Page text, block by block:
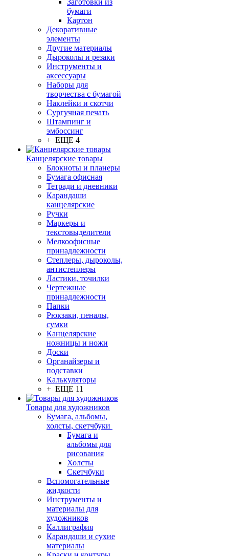
Заготовки из
бумаги
Картон
Декоративные
элементы
Другие материалы
Дыроколы и резаки
Инструменты и
аксессуары
Наборы для
творчества с бумагой
Наклейки и скотчи
Сургучная печать
Штампинг и
эмбоссинг
+ ЕЩЕ 4
Канцелярские товары
Блокноты и планеры
Бумага офисная
Тетради и дневники
Карандаши
канцелярские
Ручки
Маркеры и
текстовыделители
Мелкоофисные
принадлежности
Степлеры, дыроколы,
антистеплеры
Ластики, точилки
Чертежные
принадлежности
Папки
Рюкзаки, пеналы,
сумки
Канцелярские
ножницы и ножи
Доски
Органайзеры и
подставки
Калькуляторы
+ ЕЩЕ 11
Товары для художников
Бумага, альбомы,
холсты, скетчбуки
Бумага и
альбомы для
рисования
Холсты
Скетчбуки
Вспомогательные
жидкости
Инструменты и
материалы для
художников
Каллиграфия
Карандаши и сухие
материалы